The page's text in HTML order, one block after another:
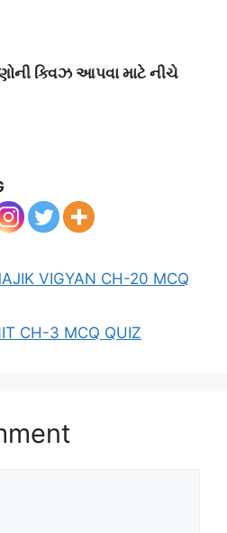
ક્વિઝ આપવા માટે નીચે
VIGYAN CH-20 MCQ
CH-3 MCQ QUIZ